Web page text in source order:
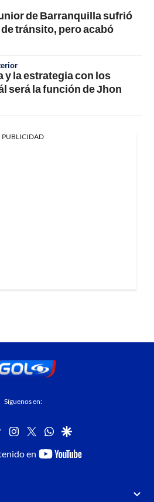
de Barranquilla sufrió
tránsito, pero acabó
y la estrategia con los
será la función de Jhon
PUBLICIDAD
Síguenos en:
tiktok instagram
twitterwhatsapp
google
en
youtube-